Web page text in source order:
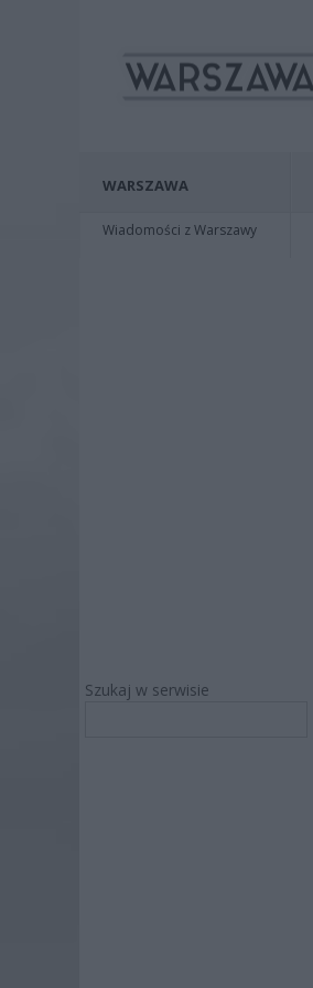
WARSZAWA
Wiadomości z Warszawy
Szukaj w serwisie